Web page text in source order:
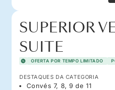
SUPERIOR
SUITE
OFERTA POR TEMPO LIMITADO
DESTAQUES DA CATEGORIA
Convés 7, 8, 9 de 11